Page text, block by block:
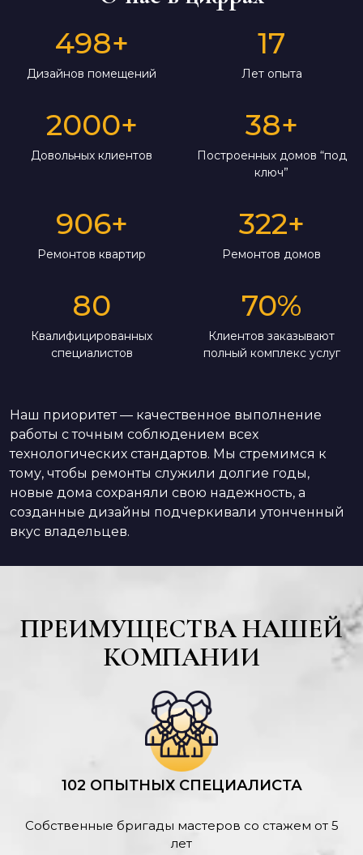
498+
Дизайнов помещений
17
Лет опыта
2000+
Довольных клиентов
38+
Построенных домов “под
ключ”
906+
Ремонтов квартир
322+
Ремонтов домов
80
Квалифицированных
специалистов
70%
Клиентов заказывают
полный комплекс услуг
Наш приоритет — качественное выполнение
работы с точным соблюдением всех
технологических стандартов. Мы стремимся к
тому, чтобы ремонты служили долгие годы,
новые дома сохраняли свою надежность, а
созданные дизайны подчеркивали утонченный
вкус владельцев.
ПРЕИМУЩЕСТВА НАШЕЙ
КОМПАНИИ
102 ОПЫТНЫХ СПЕЦИАЛИСТА
Собственные бригады мастеров со стажем от 5
лет